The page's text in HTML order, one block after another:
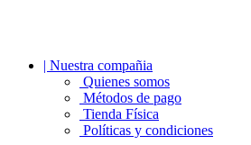
| Nuestra compañia
Quienes somos
Métodos de pago
Tienda Física
Políticas y condiciones